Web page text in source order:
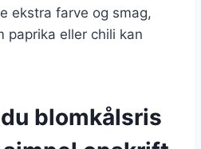
ekstra farve og smag,
paprika eller chili kan
blomkålsris